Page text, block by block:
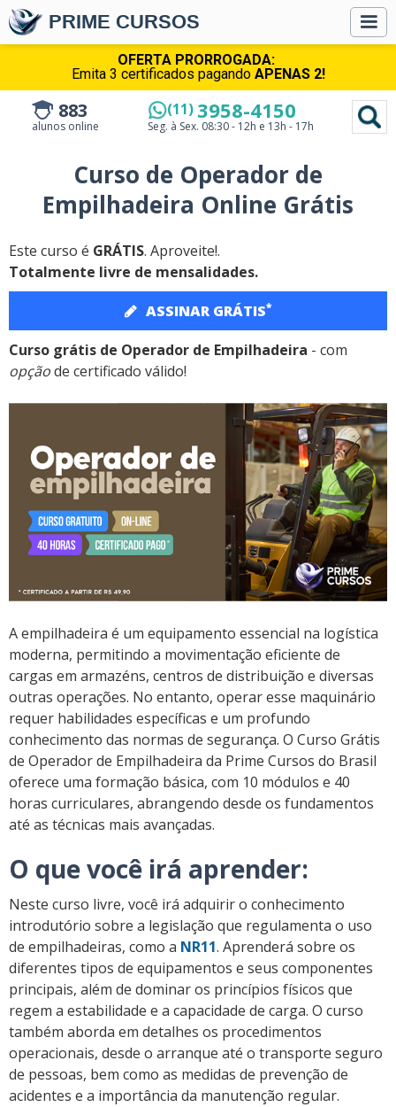
OFERTA PRORROGADA:
Emita 3 certificados pagando APENAS 2!
PRIME CURSOS
883
alunos online
(11) 3958-4150
Seg. à Sex. 08:30 - 12h e 13h - 17h
Curso de Operador de
Empilhadeira Online Grátis
Este curso é GRÁTIS. Aproveite!.
Totalmente livre de mensalidades.
ASSINAR GRÁTIS*
Curso grátis de Operador de Empilhadeira - com
opçãode certificado válido!
A empilhadeira é um equipamento essencial na logística
moderna, permitindo a movimentação eficiente de
cargas em armazéns, centros de distribuição e diversas
outras operações. No entanto, operar esse maquinário
requer habilidades específicas e um profundo
conhecimento das normas de segurança. O Curso Grátis
de Operador de Empilhadeira da Prime Cursos do Brasil
oferece uma formação básica, com 10 módulos e 40
horas curriculares, abrangendo desde os fundamentos
até as técnicas mais avançadas.
O que você irá aprender:
Neste curso livre, você irá adquirir o conhecimento
introdutório sobre a legislação que regulamenta o uso
de empilhadeiras, como a NR11. Aprenderá sobre os
diferentes tipos de equipamentos e seus componentes
principais, além de dominar os princípios físicos que
regem a estabilidade e a capacidade de carga. O curso
também aborda em detalhes os procedimentos
operacionais, desde o arranque até o transporte seguro
de pessoas, bem como as medidas de prevenção de
acidentes e a importância da manutenção regular.